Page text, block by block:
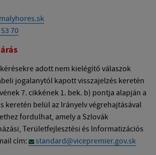
70
adott nem kielégítő válaszok
jogalanytól kapott visszajelzés keretén
7. cikkének 1. bek. b) pontja alapján a
keretén belül az Irányelv végrehajtásával
fordulhat, amely a Szlovák
Területfejlesztési és Informatizációs
cím:
standard@vicepremier.gov.sk